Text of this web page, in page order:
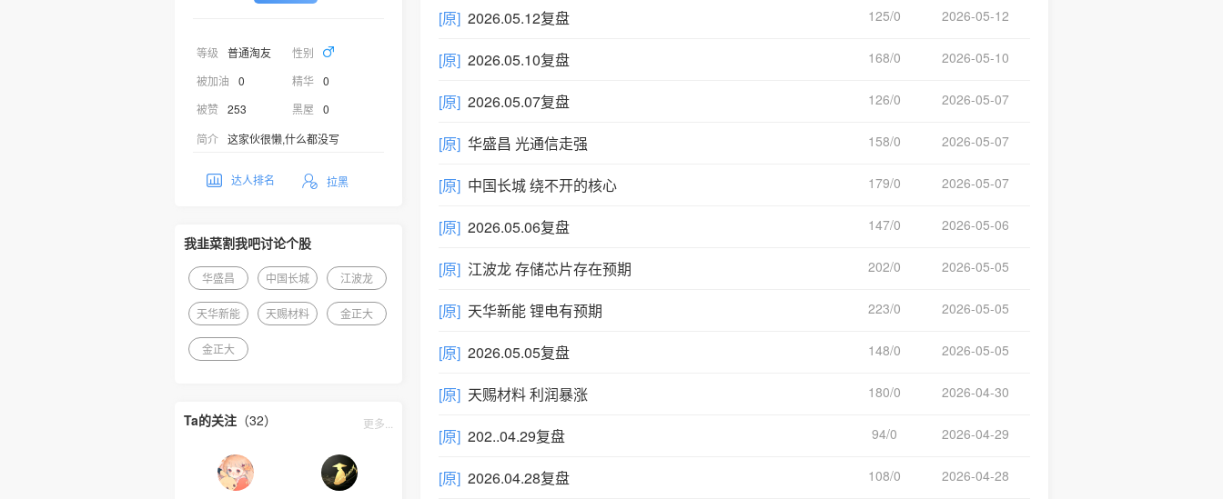
等级 普通淘友
性别
被加油
0 精华 0
被赞 253 黑屋
0
简介 这家伙很懒,什么都没写
达人排名 拉黑
我韭菜割我吧讨论个股
华盛昌 中国长城 江波龙
天华新能 天赐材料 金正大
金正大
Ta的关注 （32） 更多...
[原] 2026.05.12复盘 125/0 2026-05-12
[原] 2026.05.10复盘 168/0 2026-05-10
[原] 2026.05.07复盘 126/0 2026-05-07
[原] 华盛昌 光通信走强 158/0 2026-05-07
[原] 中国长城 绕不开的核心 179/0 2026-05-07
[原] 2026.05.06复盘 147/0 2026-05-06
[原] 江波龙 存储芯片存在预期 202/0 2026-05-05
[原] 天华新能 锂电有预期 223/0 2026-05-05
[原] 2026.05.05复盘 148/0 2026-05-05
[原] 天赐材料 利润暴涨 180/0 2026-04-30
[原] 202..04.29复盘 94/0 2026-04-29
[原] 2026.04.28复盘 108/0 2026-04-28